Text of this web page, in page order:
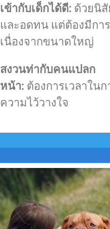
เข้ากับเด็กได้ดี: ด้วยนิ
และอดทน แต่ต้องมีกา
เนื่องจากขนาดใหญ่
สงวนท่ากับคนแปลก
หน้า: ต้องการเวลาในก
ความไว้วางใจ